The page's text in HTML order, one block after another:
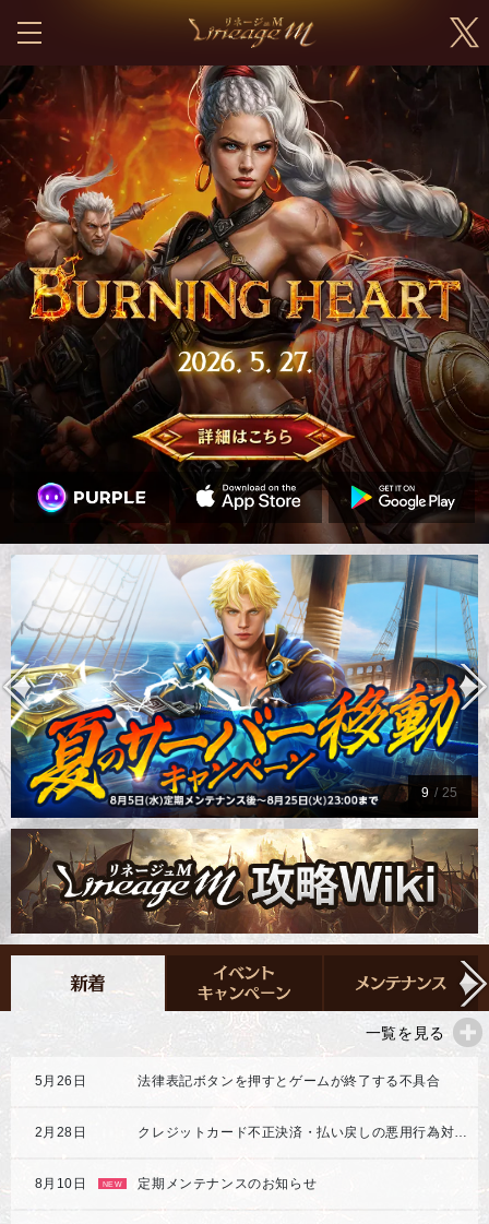
9 / 25
一覧を見る
5月26日 法律表記ボタンを押すとゲームが終了する不具合
2月28日
8月10日 NEW 定期メンテナンスのお知らせ